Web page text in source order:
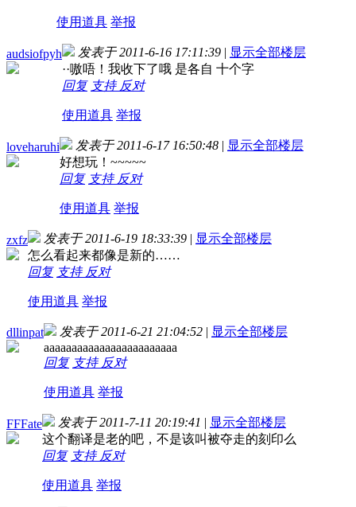
使用道具 举报
audsiofpyh 发表于 2011-6-16 17:11:39 | 显示全部楼层
··嗷唔！我收下了哦 是各自 十个字
回复 支持 反对
使用道具 举报
loveharuhi 发表于 2011-6-17 16:50:48 | 显示全部楼层
好想玩！~~~~~
回复 支持 反对
使用道具 举报
zxfz 发表于 2011-6-19 18:33:39 | 显示全部楼层
怎么看起来都像是新的……
回复 支持 反对
使用道具 举报
dllinpat 发表于 2011-6-21 21:04:52 | 显示全部楼层
aaaaaaaaaaaaaaaaaaaaaaaa
回复 支持 反对
使用道具 举报
FFFate 发表于 2011-7-11 20:19:41 | 显示全部楼层
这个翻译是老的吧，不是该叫被夺走的刻印么
回复 支持 反对
使用道具 举报